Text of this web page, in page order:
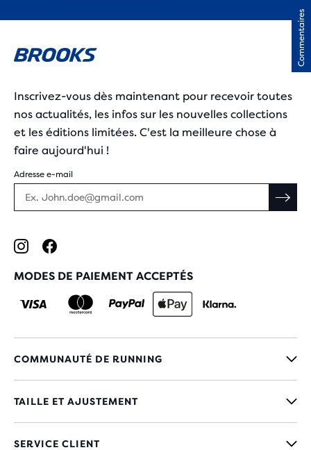
Inscrivez-vous dès maintenant pour recevoir toutes
nos actualités, les infos sur les nouvelles collections
et les éditions limitées. C'est la meilleure chose à
faire aujourd'hui !
Adresse e-mail
MODES DE PAIEMENT ACCEPTÉS
COMMUNAUTÉ DE RUNNING
TAILLE ET AJUSTEMENT
SERVICE CLIENT
Commentaires